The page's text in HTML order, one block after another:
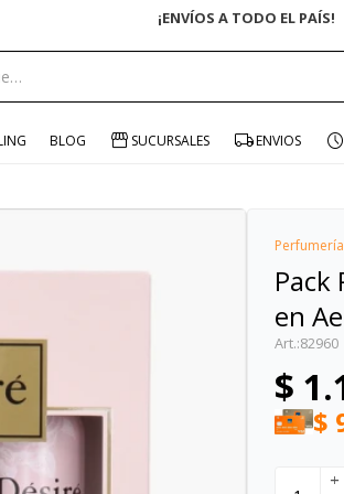
¡ENVÍOS A TODO EL PAÍS!
BLOG SUCURSALES ENVIOS
Perfumería
Pack
en
82960
$
$
add